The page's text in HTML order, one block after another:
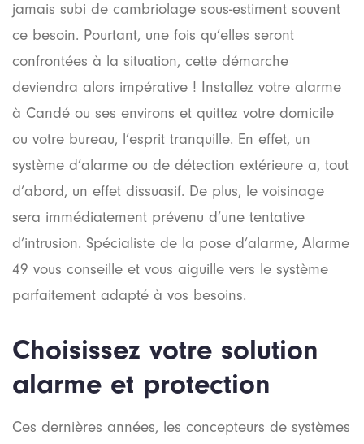
jamais subi de cambriolage sous-estiment souvent
ce besoin. Pourtant, une fois qu’elles seront
confrontées à la situation, cette démarche
deviendra alors impérative ! Installez votre alarme
à Candé ou ses environs et quittez votre domicile
ou votre bureau, l’esprit tranquille. En effet, un
système d’alarme ou de détection extérieure a, tout
d’abord, un effet dissuasif. De plus, le voisinage
sera immédiatement prévenu d’une tentative
d’intrusion. Spécialiste de la pose d’alarme, Alarme
49 vous conseille et vous aiguille vers le système
parfaitement adapté à vos besoins.
Choisissez votre solution
alarme et protection
Ces dernières années, les concepteurs de systèmes